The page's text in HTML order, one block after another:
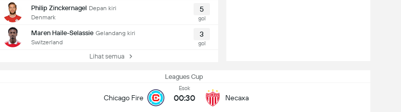
Philip Zinckernagel Depan kiri
Denmark
5
gol
Maren Haile-Selassie Gelandang kiri
Switzerland
3
gol
Lihat semua
Leagues Cup
Chicago Fire
Esok
00:30 Necaxa